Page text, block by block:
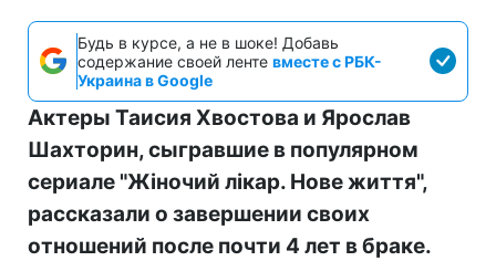
Будь в курсе, а не в шоке! Добавь
содержание своей ленте вместе с РБК-
Украина в Google
Актеры Таисия Хвостова и Ярослав
Шахторин, сыгравшие в популярном
сериале "Жіночий лікар. Нове життя",
рассказали о завершении своих
отношений после почти 4 лет в браке.